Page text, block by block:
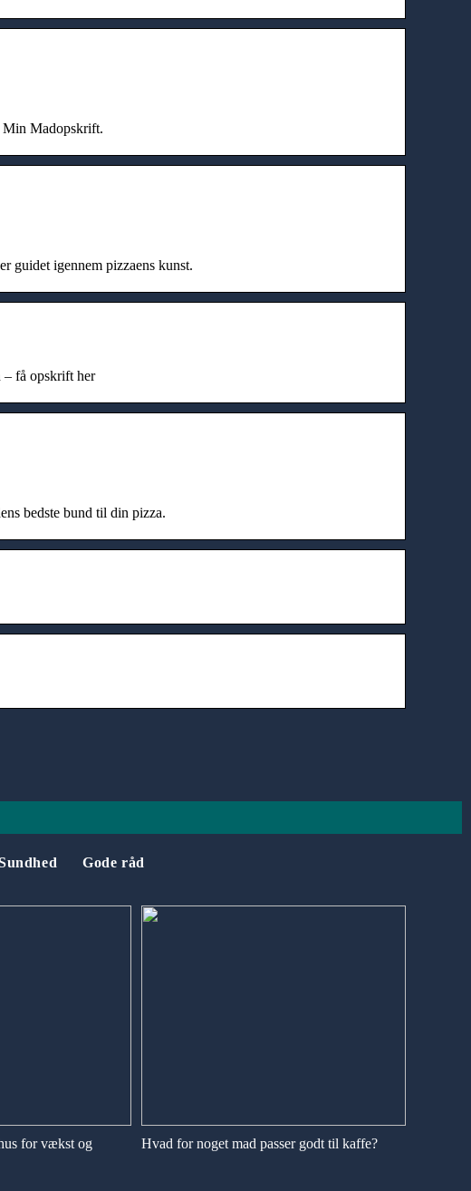
Min Madopskrift.
guidet igennem pizzaens kunst.
– få opskrift her
bedste bund til din pizza.
Gode råd
for vækst og
Hvad for noget mad passer godt til kaffe?